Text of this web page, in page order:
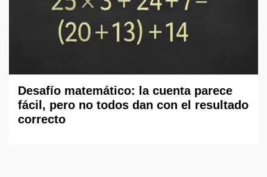
Desafío matemático: la cuenta parece
fácil, pero no todos dan con el resultado
correcto